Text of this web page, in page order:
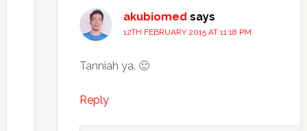
akubiomed says
12TH FEBRUARY 2015 AT 11:18 PM
Tanniah ya. 🙂
Reply